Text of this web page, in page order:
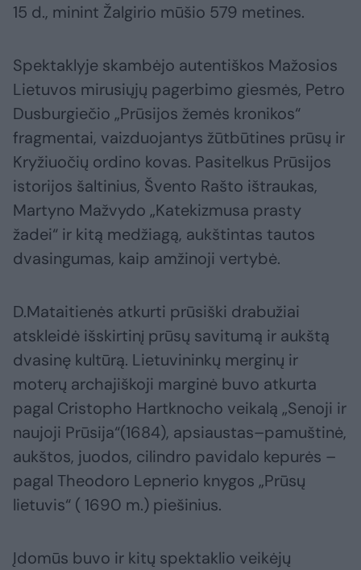
15 d., minint Žalgirio mūšio 579 metines.
Spektaklyje skambėjo autentiškos Mažosios
Lietuvos mirusiųjų pagerbimo giesmės, Petro
Dusburgiečio „Prūsijos žemės kronikos“
fragmentai, vaizduojantys žūtbūtines prūsų ir
Kryžiuočių ordino kovas. Pasitelkus Prūsijos
istorijos šaltinius, Švento Rašto ištraukas,
Martyno Mažvydo „Katekizmusa prasty
žadei“ ir kitą medžiagą, aukštintas tautos
dvasingumas, kaip amžinoji vertybė.
D.Mataitienės atkurti prūsiški drabužiai
atskleidė išskirtinį prūsų savitumą ir aukštą
dvasinę kultūrą. Lietuvininkų merginų ir
moterų archajiškoji marginė buvo atkurta
pagal Cristopho Hartknocho veikalą „Senoji ir
naujoji Prūsija“(1684), apsiaustas–pamuštinė,
aukštos, juodos, cilindro pavidalo kepurės –
pagal Theodoro Lepnerio knygos „Prūsų
lietuvis“ ( 1690 m.) piešinius.
Įdomūs buvo ir kitų spektaklio veikėjų